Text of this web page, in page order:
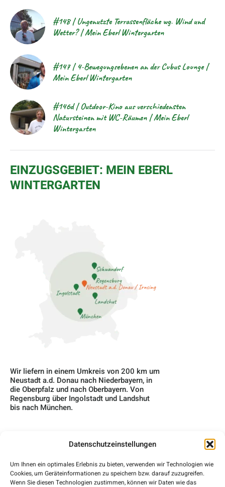
Datenschutzeinstellungen
Um Ihnen ein optimales Erlebnis zu bieten, verwenden wir Technologien wie
Cookies, um Geräteinformationen zu speichern bzw. darauf zuzugreifen.
Wenn Sie diesen Technologien zustimmen, können wir Daten wie das
#148 | Ungenutzte Terrassenfläche wg. Wind und
Wetter? | Mein Eberl Wintergarten
#147 | 4-Bewegungsebenen an der Cubus Lounge |
Mein Eberl Wintergarten
#146d | Outdoor-Kino aus verschiedensten
Natursteinen mit WC-Räumen | Mein Eberl
Wintergarten
EINZUGSGEBIET: MEIN EBERL
WINTERGARTEN
Wir liefern in einem Umkreis von 200 km um
Neustadt a.d. Donau nach Niederbayern, in
die Oberpfalz und nach Oberbayern. Von
Regensburg über Ingolstadt und Landshut
bis nach München.
Über Uns